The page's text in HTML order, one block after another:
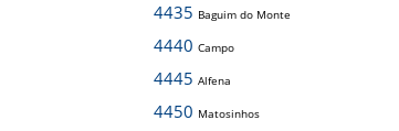
4435 Baguim do Monte
4440 Campo
4445 Alfena
4450 Matosinhos